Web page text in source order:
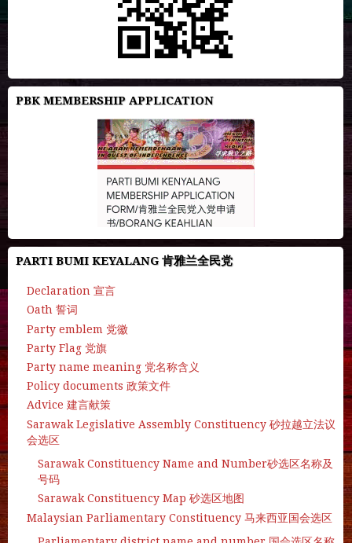
PBK MEMBERSHIP APPLICATION
PARTI BUMI KEYALANG 肯雅兰全民党
Declaration 宣言
Oath 誓词
Party emblem 党徽
Party Flag 党旗
Party name meaning 党名称含义
Policy documents 政策文件
Advice 建言献策
Sarawak Legislative Assembly Constituency 砂拉越立法议
会选区
Sarawak Constituency Name and Number砂选区名称及
号码
Sarawak Constituency Map 砂选区地图
Malaysian Parliamentary Constituency 马来西亚国会选区